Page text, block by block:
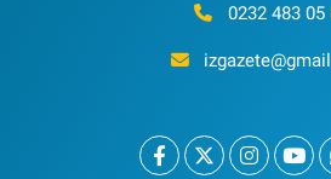
0232 483 05